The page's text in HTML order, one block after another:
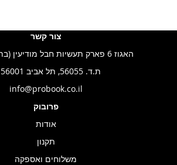
צור קשר
האגוז 6 פארק תעשיות חבל מודיעין (בתאום מראש)
ת.ד. 56055, תל אביב 6156001
info@probook.co.il
פרובוק
אודות
תקנון
משלוחים ואספקה